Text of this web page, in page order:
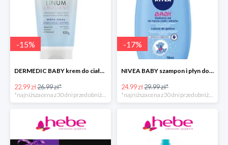
-15%
DERMEDIC BABY krem do ciała dla dzieci
22.99 zł26.99 zł*
-17%
NIVEA BABY szampon i płyn do kąpieli dla dziecka
24.99 zł29.99 zł*